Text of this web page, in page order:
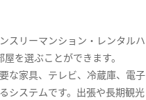
スリーマンション・レンタルハ
を選ぶことができます。
な家具、テレビ、冷蔵庫、電子
システムです。出張や長期観光